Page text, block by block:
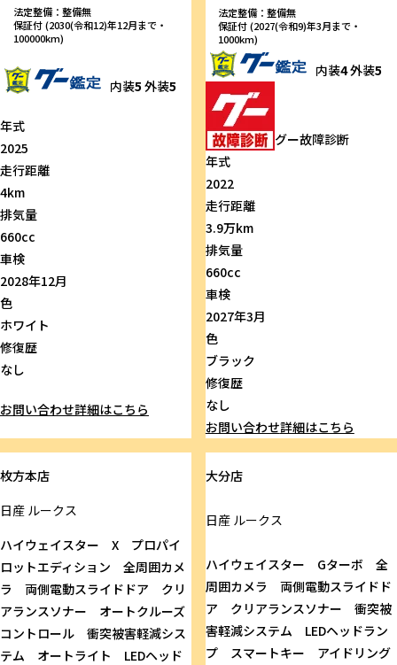
法定整備：整備無
保証付 (2030(令和12)年12月まで・
100000km)
内装5 外装5
年式
2025
走行距離
4km
排気量
660cc
車検
2028年12月
色
ホワイト
修復歴
なし
お問い合わせ詳細はこちら
法定整備：整備無
保証付 (2027(令和9)年3月まで・
1000km)
内装4外装5
グー故障診断
年式
2022
走行距離
3.9万km
排気量
660cc
車検
2027年3月
色
ブラック
修復歴
なし
お問い合わせ詳細はこちら
枚方本店
日産 ルークス
ハイウェイスター X プロパイ
ロットエディション 全周囲カメ
ラ 両側電動スライドドア クリ
アランスソナー オートクルーズ
コントロール 衝突被害軽減シス
テム オートライト LEDヘッド
大分店
日産ルークス
ハイウェイスター Gターボ 全
周囲カメラ 両側電動スライドド
ア クリアランスソナー 衝突被
害軽減システム LEDヘッドラン
プ スマートキー アイドリング